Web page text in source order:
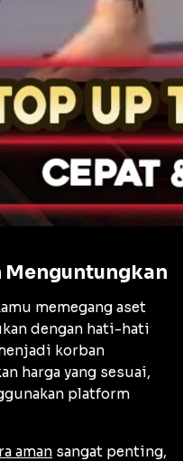
Menguntungkan
memegang aset
dengan hati-hati
korban
harga yang sesuai,
platform
aman sangat penting,